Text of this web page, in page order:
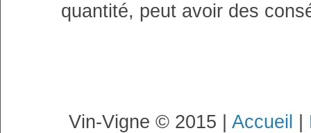
quantité, peut avoir des
Vin-Vigne © 2015 | Accueil